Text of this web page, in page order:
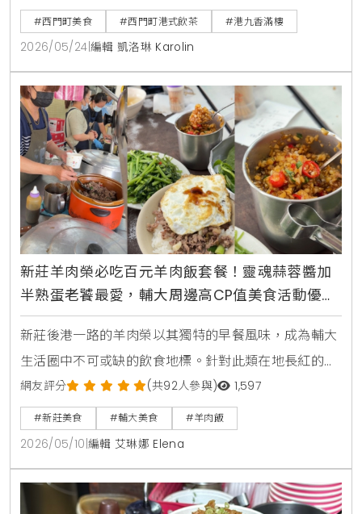
蟹黃燒賣、脆皮烤鴨，快來體驗老香港茶樓風味。
#西門町美食 #西門町港式飲茶 #港九香滿樓
2026/05/24 編輯 凱洛琳 Karolin
新莊羊肉榮必吃百元羊肉飯套餐！靈魂蒜蓉醬加
半熟蛋老饕最愛，輔大周邊高CP值美食活動優惠
速報
新莊後港一路的羊肉榮以其獨特的早餐風味，成為輔大
生活圈中不可或缺的飲食地標。針對此類在地長紅的美
食現象，生活風格平台KiraKacha去啦！創辦人梁翔渝
表示，一家餐廳能長期維持高評價，關鍵在於核心產品
的獨特性，如羊肉榮將羊肉處理至無羶味，並透過蒜蓉
醬與半熟蛋建立味覺記憶點，成功將傳統早餐轉化為具
備生活風格的飲食體驗。
網友評分 (共92人參與) 1,597
#新莊美食 #輔大美食 #羊肉飯
2026/05/10 編輯 艾琳娜 Elena